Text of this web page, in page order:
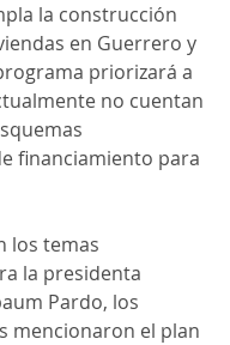
la construcción
en Guerrero y
priorizará a
no cuentan
financiamiento para
los temas
la presidenta
Pardo, los
mencionaron el plan